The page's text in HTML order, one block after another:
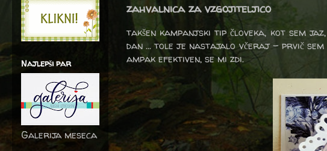
zahvalnica za vzgojiteljico
takšen kampanjski tip človeka, kot sem
dan ... tole je nastajalo včeraj - prvič sem
ampak efektiven, se mi zdi.
Najlepši par
Galerija meseca